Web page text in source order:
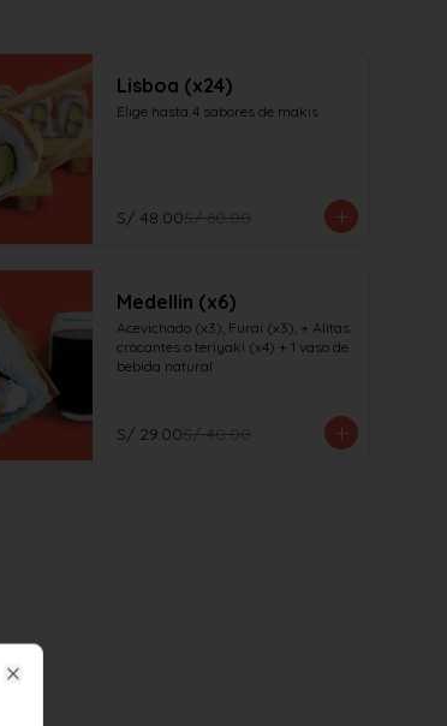
Lisboa (x24)
Elige hasta 4 sabores de makis
S/ 48.00S/ 60.00
Medellin (x6)
Acevichado (x3), Furai (x3), + Alitas
crocantes o teriyaki (x4) + 1 vaso de
bebida natural
S/ 29.00S/ 40.00